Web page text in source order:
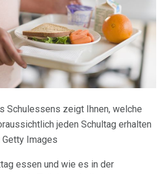
Schulessens zeigt Ihnen, welche
jeden Schultag erhalten
Images
essen und wie es in der